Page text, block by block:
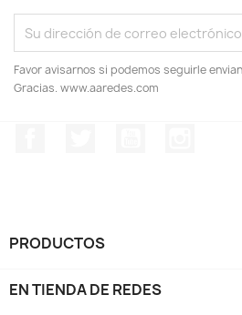
Favor avisarnos si podemos seguirle
Gracias. www.aaredes.com
PRODUCTOS
EN TIENDA DE REDES